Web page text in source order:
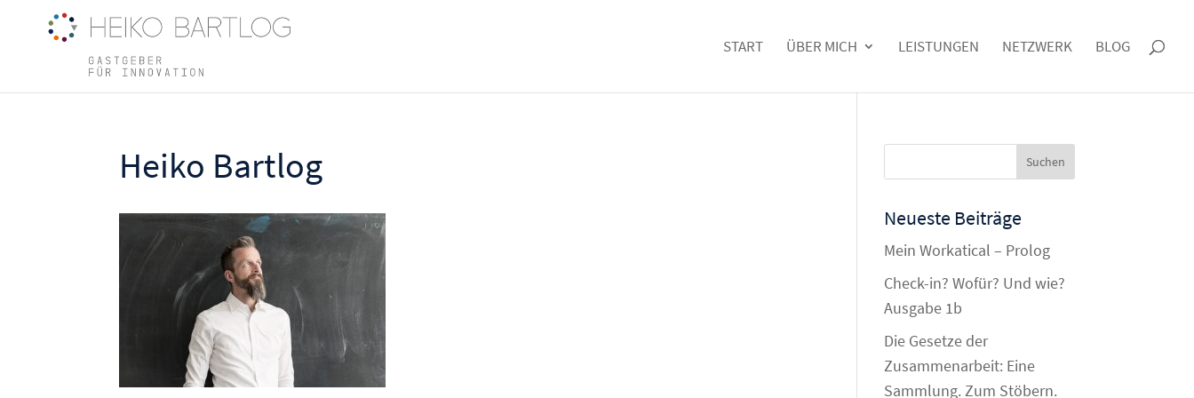
START ÜBER MICH LEISTUNGEN NETZWERK BLOG
Heiko Bartlog
Neueste Beiträge
Mein Workatical – Prolog
Check-in? Wofür? Und wie?
Ausgabe 1b
Die Gesetze der
Zusammenarbeit: Eine
Sammlung. Zum Stöbern.